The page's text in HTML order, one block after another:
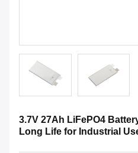
3.7V 27Ah LiFePO4
Long Life for Industrial